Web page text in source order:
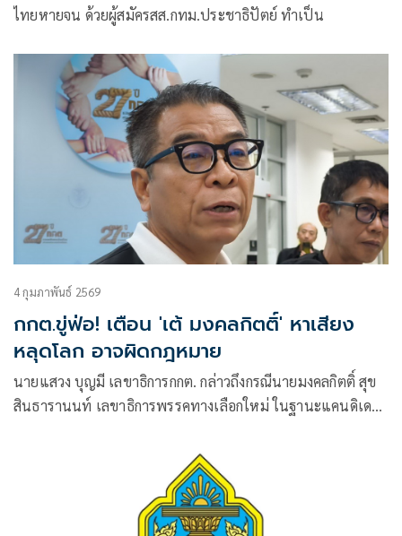
ไทยหายจน ด้วยผู้สมัครสส.กทม.ประชาธิปัตย์ ทำเป็น
4 กุมภาพันธ์ 2569
กกต.ขู่ฟ่อ! เตือน 'เต้ มงคลกิตติ์' หาเสียง
หลุดโลก อาจผิดกฎหมาย
นายแสวง บุญมี เลขาธิการกกต. กล่าวถึงกรณีนายมงคลกิตติ์ สุข
สินธารานนท์ เลขาธิการพรรคทางเลือกใหม่ ในฐานะแคนดิเดท
เปลี่ยนโลก เช่น จูราสิค พาร์ค ไดโนเสาร์มีชีวิต เที่ยวอาบอบนวด
คนละครึ่ง รวมถึงการซื้อทีมฟุตบอลแมนเชสเตอร์ยูไนเต็ด ฯลฯ